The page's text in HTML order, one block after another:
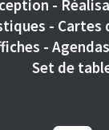
-
- Cartes
-
Set de